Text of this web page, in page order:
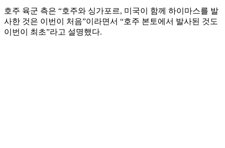
호주 육군 측은 “호주와 싱가포르, 미국이 함께 하이마스를 발
사한 것은 이번이 처음”이라면서 “호주 본토에서 발사된 것도
이번이 최초”라고 설명했다.